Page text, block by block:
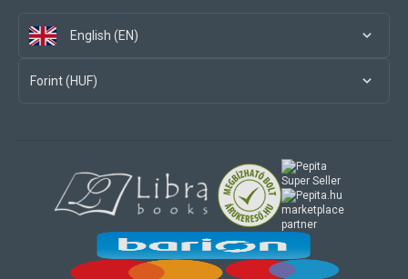
English (EN)
Forint (HUF)
marketplace
partner